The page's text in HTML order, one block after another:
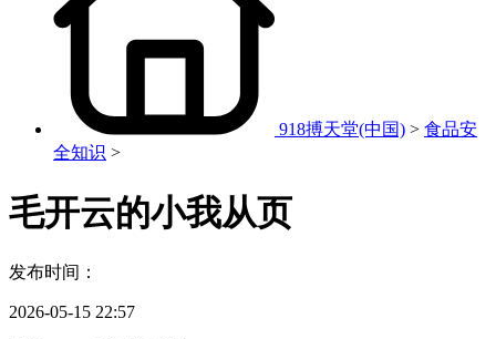
918搏天堂(中国) > 食品安
全知识 >
毛开云的小我从页
发布时间：
2026-05-15 22:57